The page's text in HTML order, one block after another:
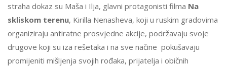
straha dokaz su Maša i Ilja, glavni protagonisti filma Na
skliskom terenu, Kirilla Nenasheva, koji u ruskim gradovima
organiziraju antiratne prosvjedne akcije, podržavaju svoje
drugove koji su iza rešetaka i na sve načine pokušavaju
promijeniti mišljenja svojih rođaka, prijatelja i običnih